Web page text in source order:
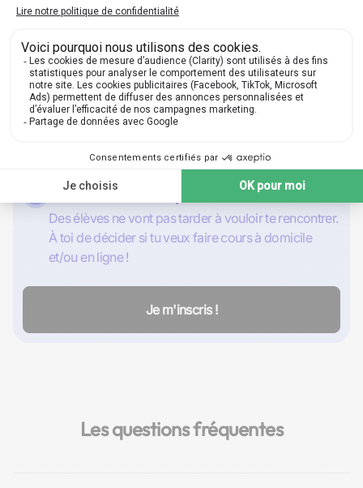
Nom, prénom, email : les basiques suffisent pour
créer un compte gratuit et qui le restera.
2 Complète ton annonce
de tes cours, parle de toi, puis publie !
Donne cours à ton premier élève
Des élèves ne vont pas tarder à vouloir te rencontrer.
À toi de décider si tu veux faire cours à domicile
et/ou en ligne !
Je m'inscris !
Les questions fréquentes